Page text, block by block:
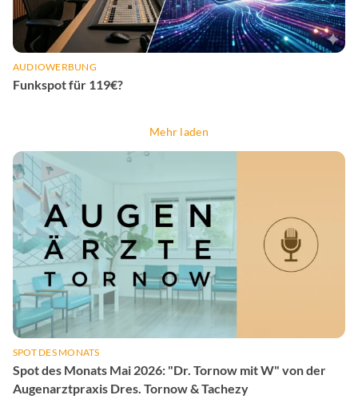
AUDIOWERBUNG
Funkspot für 119€?
Mehr laden
SPOT DES MONATS
Spot des Monats Mai 2026: "Dr. Tornow mit W" von der
Augenarztpraxis Dres. Tornow & Tachezy